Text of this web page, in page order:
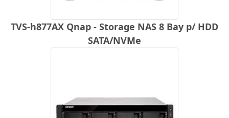
TVS-h877AX Qnap - Storage NAS 8 Bay p/ HDD
SATA/NVMe